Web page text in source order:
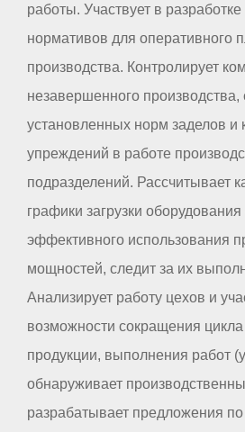
работы. Участвует в
нормативов для оперативного
производства. Контролирует
незавершенного
установленных норм заделов и
упреждений в работе
подразделений. Рассчитывает
графики загрузки
эффективного использования
мощностей, следит за их
Анализирует работу цехов и
возможности сокращения цикла
продукции, выполнения работ
обнаруживает
разрабатывает предложения